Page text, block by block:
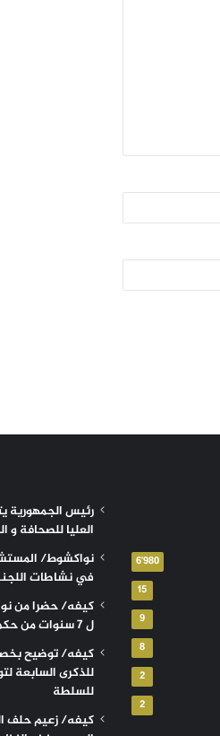
6٬980
15
9
8
2
2
رئيس الجمهورية
العليا للصحافة و
نواكشوط/
في نشاطات
كيفه/ حضرا من
ل 7 سنوات من حكم الرئيس محمد ولد الشيخ الغزواني
كيفه/ توضيح
للذكرى السابعة
للسلطة
كيفه/ زعيم حلف